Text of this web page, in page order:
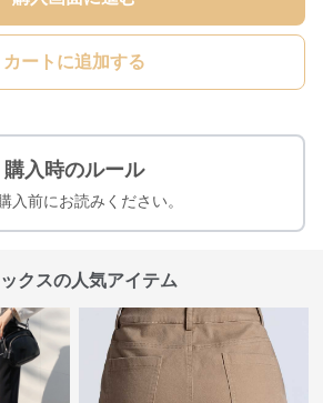
カートに追加する
購入時のルール
入前にお読みください。
クスの人気アイテム